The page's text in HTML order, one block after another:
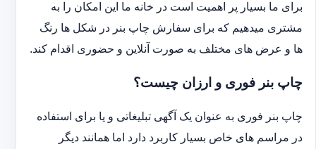
برای ما بسیار پر اهمیت است در خانه ما این امکان را به
مشتری میدهیم که برای سفارش چاپ بنر در شکل ها رنگ
ها و عرض های مختلف به صورت آنلاین و حضوری اقدام کند.
چاپ بنر فوری و ارزان چیست؟
چاپ بنر فوری به عنوان یک آگهی تبلیغاتی و یا برای استفاده
در مراسم های خاص بسیار کاربرد دارد اما همانند دیگر